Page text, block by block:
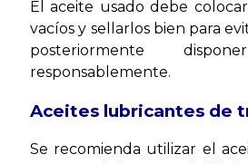
El aceite usado debe
vacíos y sellarlos bien para
posteriormente
responsablemente.
Aceites lubricantes de
Se recomienda utilizar el